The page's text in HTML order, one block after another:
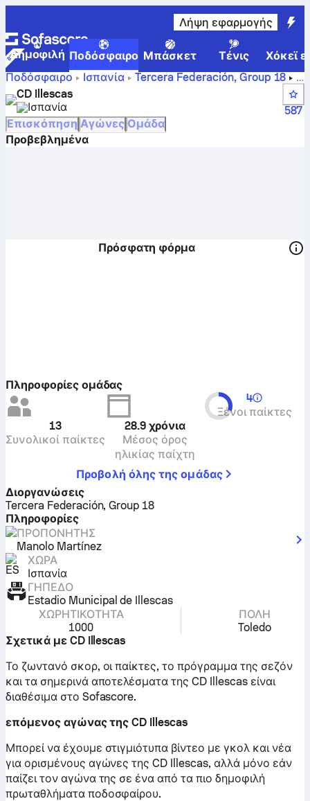
Λήψη εφαρμογής
Δημοφιλή Ποδόσφαιρο Μπάσκετ Τένις
Χόκεϊ
Ποδόσφαιρο
Ισπανία
Tercera Federación, Group 18
Σκορ, αγώνες, θέσεις και στατιστικά παικτών της CD
Illescas
CD Illescas
Ισπανία
587
Επισκόπηση Αγώνες Ομάδα
Προβεβλημένα
Πρόσφατη φόρμα
Πληροφορίες ομάδας
13
Συνολικοί παίκτες
28.9 χρόνια
Μέσος όρος
ηλικίας παίχτη
4
Ξένοι παίκτες
Προβολή όλης της ομάδας
Διοργανώσεις
Tercera Federación, Group 18
Πληροφορίες
ΠΡΟΠΟΝΗΤΉΣ
Manolo Martínez
ΧΏΡΑ
Ισπανία
ΓΉΠΕΔΟ
Estadio Municipal de Illescas
ΧΩΡΗΤΙΚΌΤΗΤΑ
1000
ΠΌΛΗ
Toledo
Σχετικά με CD Illescas
Το ζωντανό σκορ, οι παίκτες, το πρόγραμμα της σεζόν
και τα σημερινά αποτελέσματα της CD Illescas είναι
διαθέσιμα στο Sofascore.
επόμενος αγώνας της CD Illescas
Μπορεί να έχουμε στιγμιότυπα βίντεο με γκολ και νέα
για ορισμένους αγώνες της CD Illescas, αλλά μόνο εάν
παίζει τον αγώνα της σε ένα από τα πιο δημοφιλή
πρωταθλήματα ποδοσφαίρου.